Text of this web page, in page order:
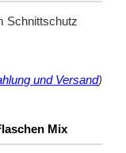
Schnittschutz
und Versand)
Mix